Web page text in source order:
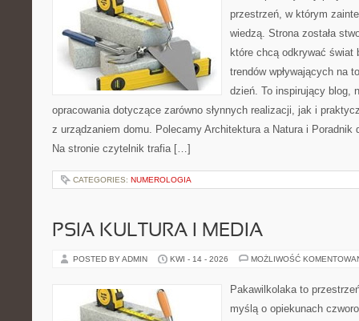
przestrzeń, w którym
wiedzą. Strona została
które chcą odkrywać świat
trendów wpływających na
dzień. To inspirujący blog,
opracowania dotyczące zarówno słynnych realizacji, jak i
z urządzaniem domu. Polecamy Architektura a Natura i Poradnik
Na stronie czytelnik trafia […]
CATEGORIES: NUMEROLOGIA
PSIA KULTURA I MEDIA
POSTED BY ADMIN KWI - 14 - 2026 MOŻLIWOŚĆ
Pakawilkolaka to
myślą o opiekunach